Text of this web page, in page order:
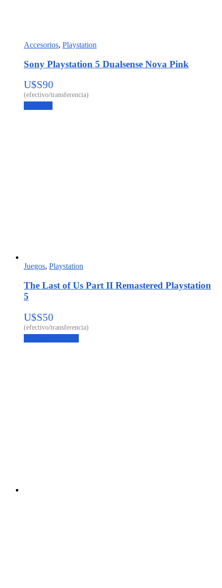
Accesorios, Playstation
Sony Playstation 5 Dualsense Nova Pink
U$S90
Juegos, Playstation
The Last of Us Part II Remastered Playstation
5
U$S50